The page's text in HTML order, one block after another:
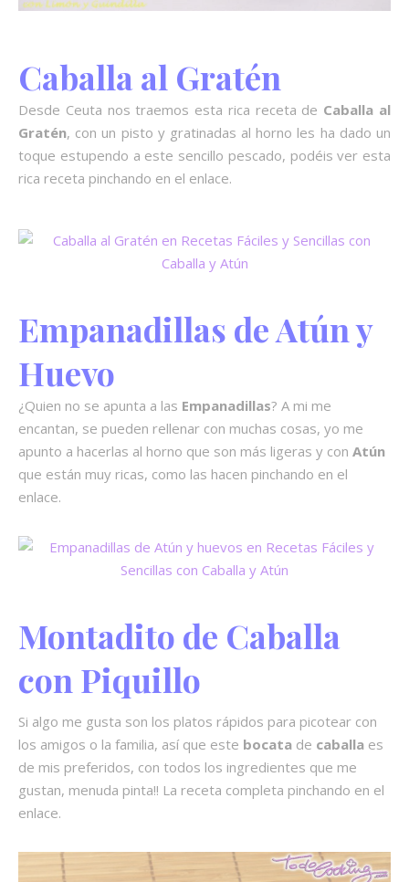
Caballa al Gratén
Desde Ceuta nos traemos esta rica receta de Caballa al
Gratén, con un pisto y gratinadas al horno les ha dado un
toque estupendo a este sencillo pescado, podéis ver esta
rica receta pinchando en el enlace.
Empanadillas de Atún y
Huevo
¿Quien no se apunta a las Empanadillas? A mi me
encantan, se pueden rellenar con muchas cosas, yo me
apunto a hacerlas al horno que son más ligeras y con Atún
que están muy ricas, como las hacen pinchando en el
enlace.
Montadito de Caballa
con Piquillo
Si algo me gusta son los platos rápidos para picotear con
los amigos o la familia, así que este bocata de caballa es
de mis preferidos, con todos los ingredientes que me
gustan, menuda pinta!! La receta completa pinchando en el
enlace.